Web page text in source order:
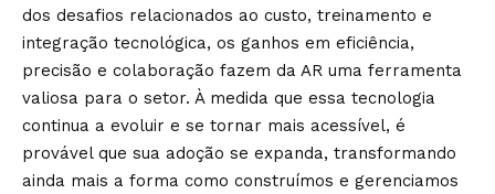
dos desafios relacionados ao custo, treinamento e
integração tecnológica, os ganhos em eficiência,
precisão e colaboração fazem da AR uma ferramenta
valiosa para o setor. À medida que essa tecnologia
continua a evoluir e se tornar mais acessível, é
provável que sua adoção se expanda, transformando
ainda mais a forma como construímos e gerenciamos